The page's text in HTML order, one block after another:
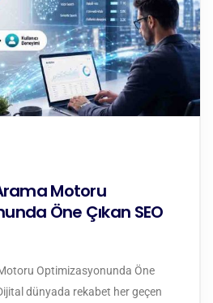
Motoru
Öne Çıkan SEO
Optimizasyonunda Öne
dünyada rekabet her geçen